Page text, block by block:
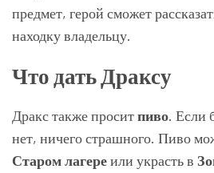
предмет, герой сможет
находку владельцу.
Что дать Драксу
Дракс также проситпиво. Если
нет, ничего страшного. Пиво
Старом лагереили украсть в